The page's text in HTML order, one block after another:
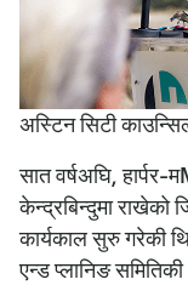
अस्टिन सिटी
सात वर्षअघि, हार्पर-
केन्द्रबिन्दुमा राखेको
कार्यकाल सुरु गरेकी
एन्ड प्लानिङ